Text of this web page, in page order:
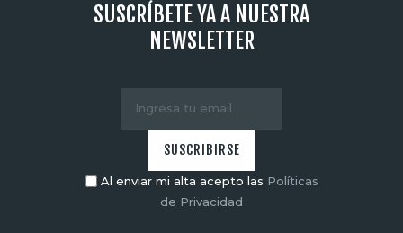
SUSCRÍBETE YA A NUESTRA
NEWSLETTER
Al enviar mi alta acepto las Políticas
de Privacidad